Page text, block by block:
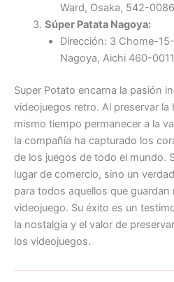
Ward, Osaka, 542-
Súper Patata Nagoya:
Dirección: 3 Chome-
Nagoya, Aichi 460-
Super Potato encarna la pasión
videojuegos retro. Al preservar la
mismo tiempo permanecer a la
la compañía ha capturado los
de los juegos de todo el mundo.
lugar de comercio, sino un
para todos aquellos que guardan
videojuego. Su éxito es un
la nostalgia y el valor de
los videojuegos.